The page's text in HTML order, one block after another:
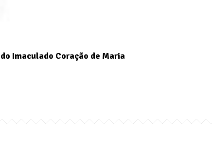
Imaculado Coração de Maria